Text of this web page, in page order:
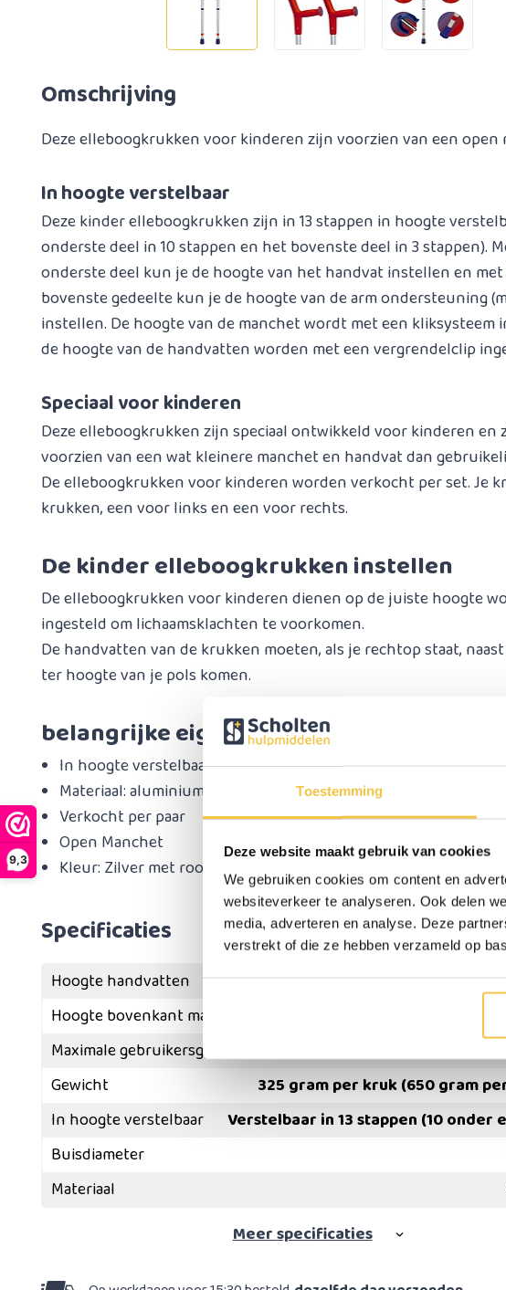
Toestemming
Deze website maakt gebruik van cookies
We gebruiken cookies om content en
websiteverkeer te analyseren. Ook delen
media, adverteren en analyse. Deze
verstrekt of die ze hebben verzameld op
9,3
Omschrijving
Deze elleboogkrukken voor kinderen zijn voorzien van een open
In hoogte verstelbaar
Deze kinder elleboogkrukken zijn in 13 stappen in hoogte
onderste deel in 10 stappen en het bovenste deel in 3 stappen).
onderste deel kun je de hoogte van het handvat instellen en
bovenste gedeelte kun je de hoogte van de arm ondersteuning
instellen. De hoogte van de manchet wordt met een kliksysteem
de hoogte van de handvatten worden met een vergrendelclip
Speciaal voor kinderen
Deze elleboogkrukken zijn speciaal ontwikkeld voor kinderen en
voorzien van een wat kleinere manchet en handvat dan
De elleboogkrukken voor kinderen worden verkocht per set. Je
krukken, een voor links en een voor rechts.
De kinder elleboogkrukken instellen
De elleboogkrukken voor kinderen dienen op de juiste hoogte
ingesteld om lichaamsklachten te voorkomen.
De handvatten van de krukken moeten, als je rechtop staat,
ter hoogte van je pols komen.
belangrijke eigenschappen:
In hoogte verstelbaar in 13 stappen (10 onder en 3 boven)
Materiaal: aluminium
Verkocht per paar
Open Manchet
Kleur: Zilver met rood, geel en blauw.
Specificaties
Hoogte handvatten
55 - 78,5
Hoogte bovenkant manchet vanaf handvat
17,5 - 22
Maximale gebruikersgewicht
Gewicht
325 gram per kruk (650 gram
In hoogte verstelbaar
Verstelbaar in 13 stappen (10 onder
Buisdiameter
Materiaal
Meerspecificaties